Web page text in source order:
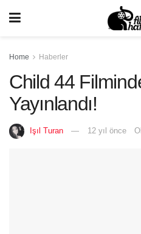
Home Haberler
Child 44
Yayınlandı!
Işıl Turan 12 yıl önce